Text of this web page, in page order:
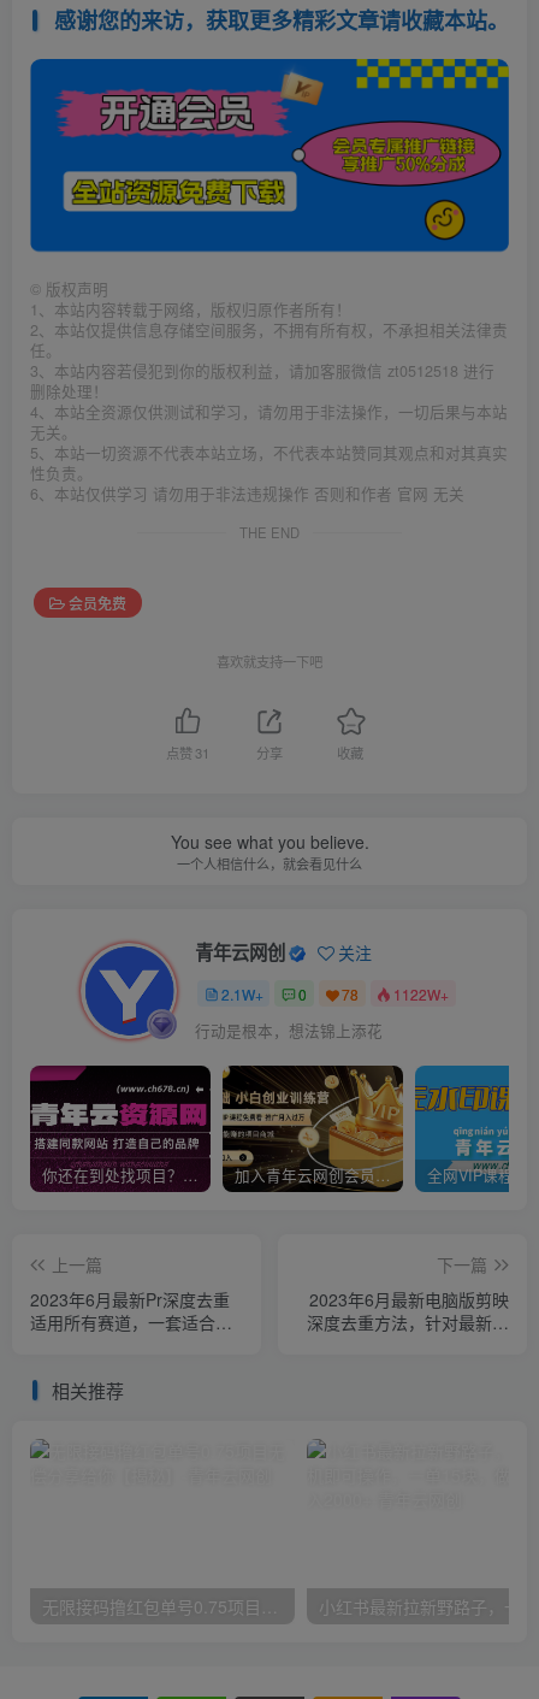
感谢您的来访，获取更多精彩文章请收藏本站。
© 版权声明
1、本站内容转载于网络，版权归原作者所有！
2、本站仅提供信息存储空间服务，不拥有所有权，不承担相关法律责
任。
3、本站内容若侵犯到你的版权利益，请加客服微信 zt0512518 进行
删除处理！
4、本站全资源仅供测试和学习，请勿用于非法操作，一切后果与本站
无关。
5、本站一切资源不代表本站立场，不代表本站赞同其观点和对其真实
性负责。
6、本站仅供学习 请勿用于非法违规操作 否则和作者 官网 无关
THE END
会员免费
喜欢就支持一下吧
点赞31 分享 收藏
You see what you believe.
一个人相信什么，就会看见什么
青年云网创 关注
2.1W+ 0 78 1122W+
行动是根本，想法锦上添花
你还在到处找项目？还在当韭菜？我靠卖项目一个月收入5万+，曾经我也是个失败者。 加入青年云网创会员，全站资源免费学习。加入高级合伙人，推广日入1000+
上一篇
2023年6月最新Pr深度去重
适用所有赛道，一套适合所
下一篇
2023年6月最新电脑版剪映
深度去重方法，针对最新查
相关推荐
无限接码撸红包单号0.75项目无偿分享给你【揭秘】